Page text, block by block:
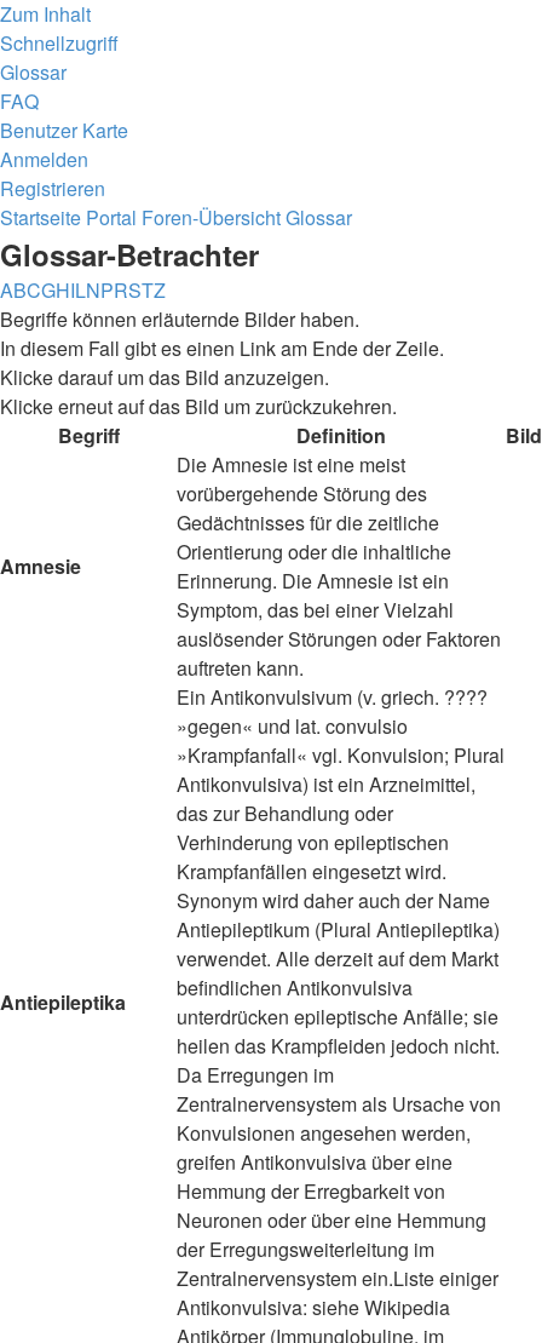
Zum Inhalt
Schnellzugriff
Glossar
FAQ
Benutzer Karte
Anmelden
Registrieren
Startseite Portal Foren-ÜbersichtGlossar
Glossar-Betrachter
ABCGHILNPRSTZ
Begriffe können erläuternde Bilder haben.
In diesem Fall gibt es einen Link am Ende der Zeile.
Klicke darauf um das Bild anzuzeigen.
Klicke erneut auf das Bild um zurückzukehren.
Begriff
Definition Bild
Amnesie
Die Amnesie ist eine meist
vorübergehende Störung des
Gedächtnisses für die zeitliche
Orientierung oder die inhaltliche
Erinnerung. Die Amnesie ist ein
Symptom, das bei einer Vielzahl
auslösender Störungen oder Faktoren
auftreten kann.
Antiepileptika
Ein Antikonvulsivum (v. griech. ????
»gegen« und lat. convulsio
»Krampfanfall« vgl. Konvulsion; Plural
Antikonvulsiva) ist ein Arzneimittel,
das zur Behandlung oder
Verhinderung von epileptischen
Krampfanfällen eingesetzt wird.
Synonym wird daher auch der Name
Antiepileptikum (Plural Antiepileptika)
verwendet. Alle derzeit auf dem Markt
befindlichen Antikonvulsiva
unterdrücken epileptische Anfälle; sie
heilen das Krampfleiden jedoch nicht.
Da Erregungen im
Zentralnervensystem als Ursache von
Konvulsionen angesehen werden,
greifen Antikonvulsiva über eine
Hemmung der Erregbarkeit von
Neuronen oder über eine Hemmung
der Erregungsweiterleitung im
Zentralnervensystem ein.Liste einiger
Antikonvulsiva: siehe Wikipedia
Antikörper (Immunglobuline, im